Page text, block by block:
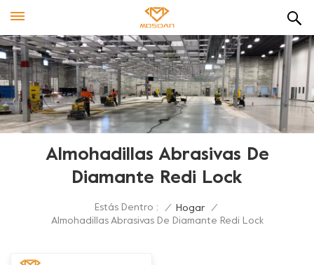
Almohadillas Abrasivas De
Diamante Redi Lock
Estás Dentro : / Hogar
/
Almohadillas Abrasivas De Diamante Redi Lock